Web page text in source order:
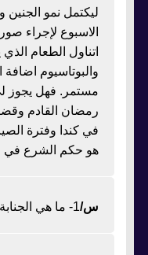
ليكتمل نمو
الاسبوع لإجراء
اتناول الطعام
والبوتاسيوم
مستمر. فهل يجوز
رمضان القادم
هو حكم الشرع
س/1- ما هي الجنابة؟